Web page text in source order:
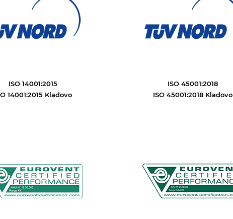
ISO 14001:2015
14001:2015 Kladovo
ISO 45001:2018
ISO 45001:2018 Kladovo